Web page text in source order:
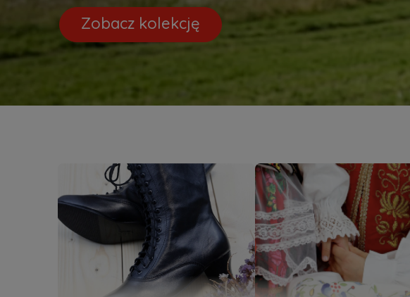
Zobacz kolekcję